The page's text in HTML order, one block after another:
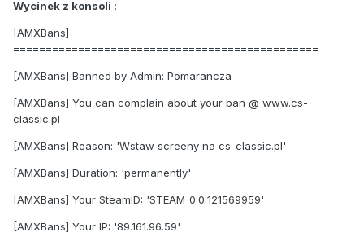
Wycinek z konsoli :
[AMXBans]
===============================================
[AMXBans] Banned by Admin: Pomarancza
[AMXBans] You can complain about your ban @ www.cs-
classic.pl
[AMXBans] Reason: 'Wstaw screeny na cs-classic.pl'
[AMXBans] Duration: 'permanently'
[AMXBans] Your SteamID: 'STEAM_0:0:121569959'
[AMXBans] Your IP: '89.161.96.59'